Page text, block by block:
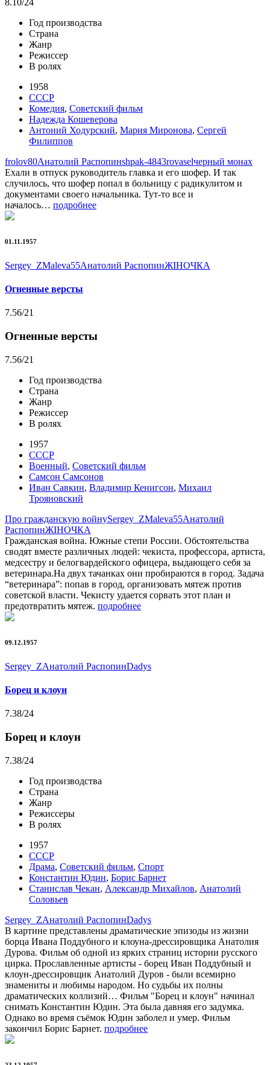
8.10/24
Год производства
Страна
Жанр
Режиссер
В ролях
1958
СССР
Комедия, Советский фильм
Надежда Кошеверова
Антоний Ходурский, Мария Миронова, Сергей
Филиппов
frolov80Анатолий Распопинshpak-4843rovaselчерный монах
Ехали в отпуск руководитель главка и его шофер. И так
случилось, что шофер попал в больницу с радикулитом и
документами своего начальника. Тут-то все и
началось… подробнее
01.11.1957
Sergey_ZMaleva55Анатолий РаспопинЖIНОЧКА
Огненные версты
7.56/21
Огненные версты
7.56/21
Год производства
Страна
Жанр
Режиссер
В ролях
1957
СССР
Военный, Советский фильм
Самсон Самсонов
Иван Савкин, Владимир Кенигсон, Михаил
Трояновский
Про гражданскую войнуSergey_ZMaleva55Анатолий
РаспопинЖIНОЧКА
Гражданская война. Южные степи России. Обстоятельства
сводят вместе различных людей: чекиста, профессора, артиста,
медсестру и белогвардейского офицера, выдающего себя за
ветеринара.На двух тачанках они пробираются в город. Задача
“ветеринара”: попав в город, организовать мятеж против
советской власти. Чекисту удается сорвать этот план и
предотвратить мятеж. подробнее
09.12.1957
Sergey_ZАнатолий РаспопинDadys
Борец и клоун
7.38/24
Борец и клоун
7.38/24
Год производства
Страна
Жанр
Режиссеры
В ролях
1957
СССР
Драма, Советский фильм, Спорт
Константин Юдин, Борис Барнет
Станислав Чекан, Александр Михайлов, Анатолий
Соловьев
Sergey_ZАнатолий РаспопинDadys
В картине представлены драматические эпизоды из жизни
борца Ивана Поддубного и клоуна-дрессировщика Анатолия
Дурова. Фильм об одной из ярких страниц истории русского
цирка. Прославленные артисты - борец Иван Поддубный и
клоун-дрессировщик Анатолий Дуров - были всемирно
знамениты и любимы народом. Но судьбы их полны
драматических коллизий… Фильм "Борец и клоун" начинал
снимать Константин Юдин. Эта была давняя его задумка.
Однако во время съёмок Юдин заболел и умер. Фильм
закончил Борис Барнет. подробнее